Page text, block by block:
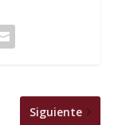
Siguiente